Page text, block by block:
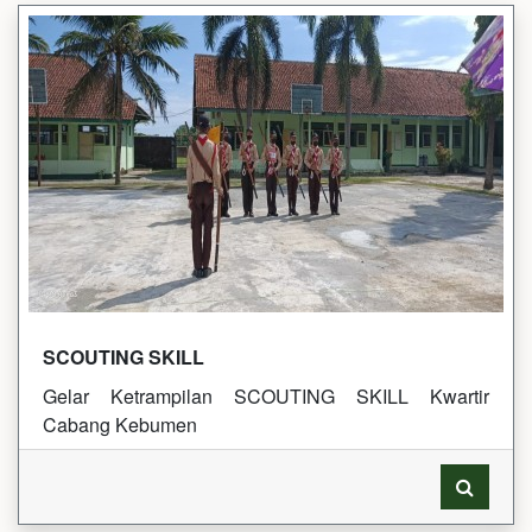
SCOUTING SKILL
Gelar Ketrampilan SCOUTING SKILL Kwartir
Cabang Kebumen